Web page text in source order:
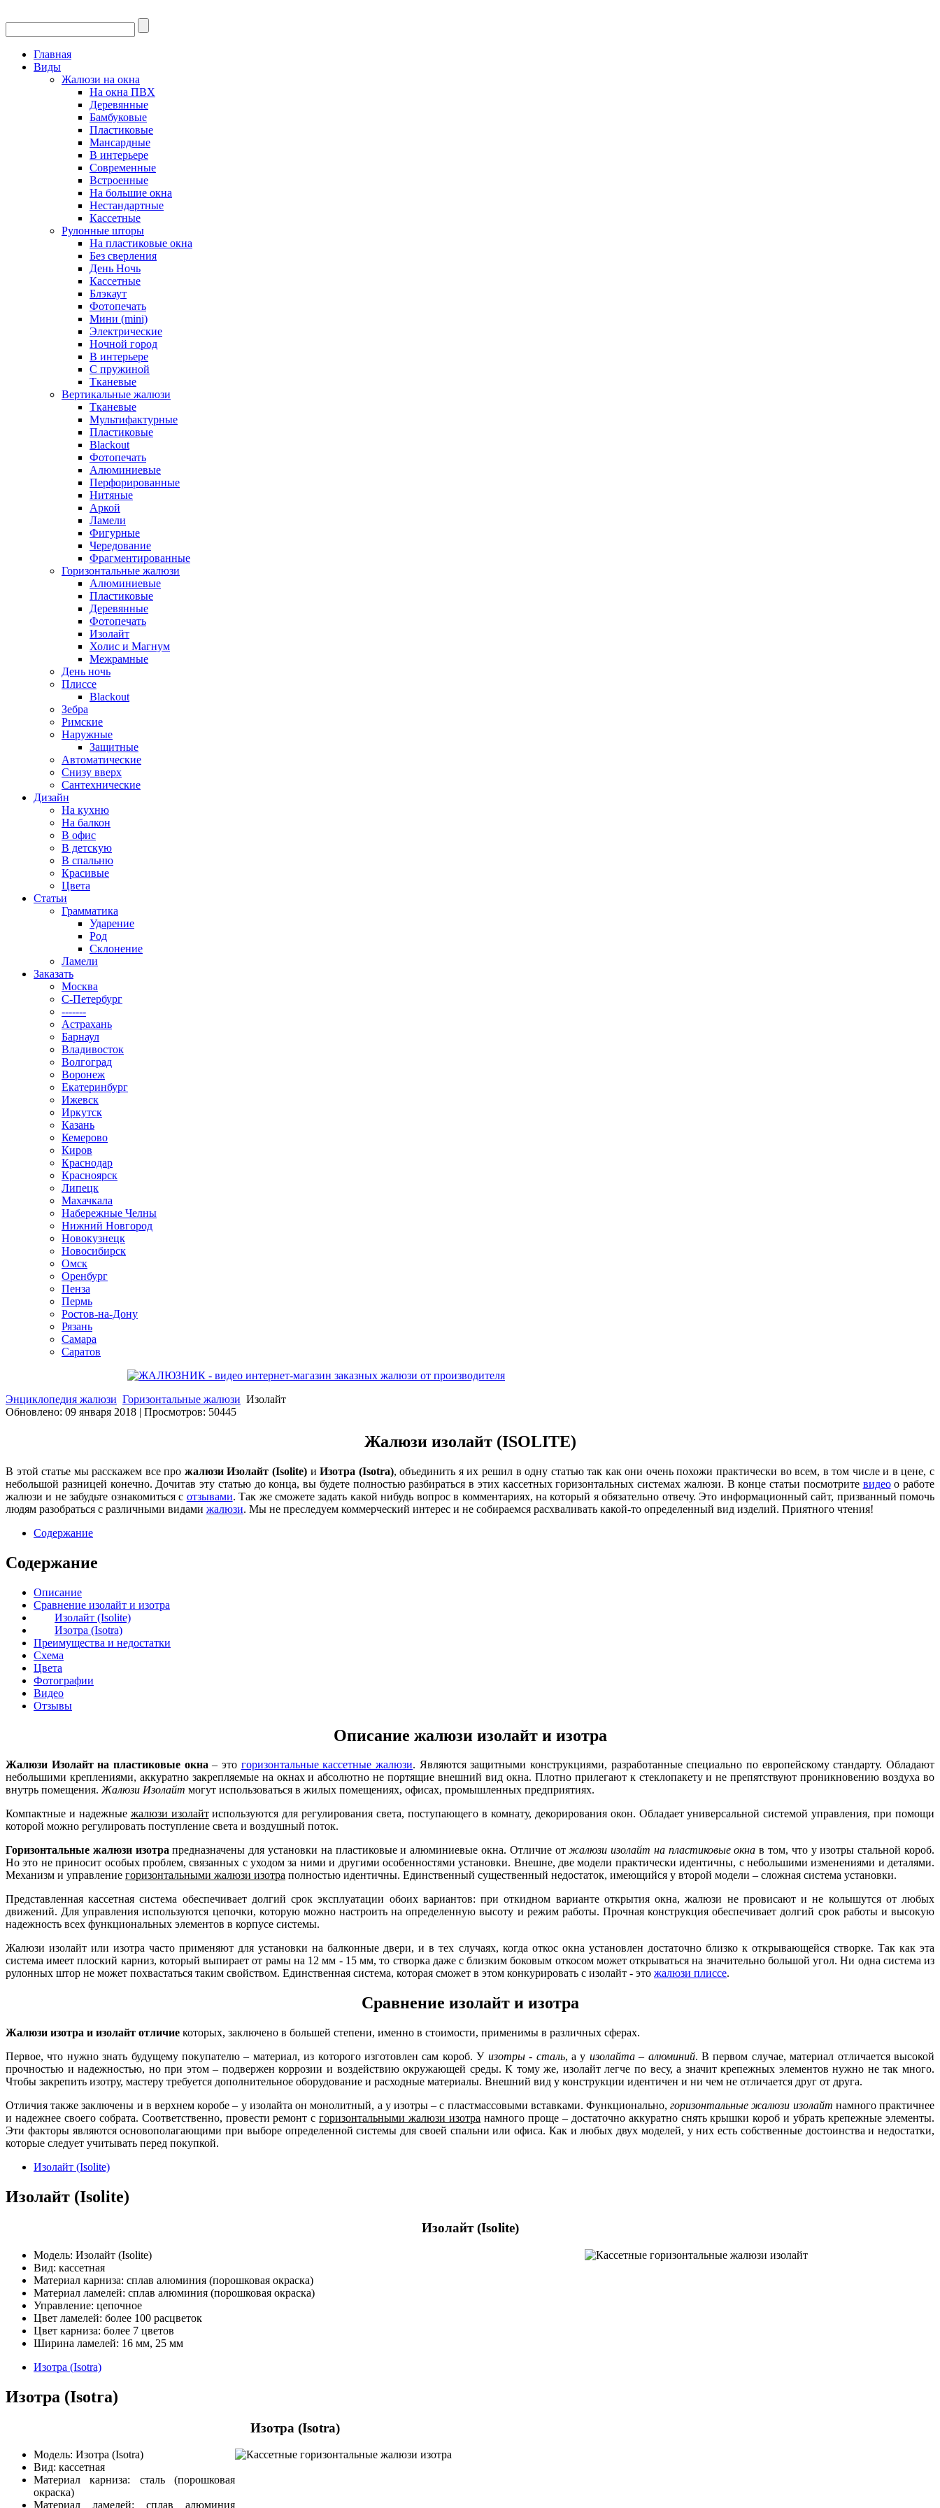
Главная
Виды
Жалюзи на окна
На окна ПВХ
Деревянные
Бамбуковые
Пластиковые
Мансардные
В интерьере
Современные
Встроенные
На большие окна
Нестандартные
Кассетные
Рулонные шторы
На пластиковые окна
Без сверления
День Ночь
Кассетные
Блэкаут
Фотопечать
Мини (mini)
Электрические
Ночной город
В интерьере
С пружиной
Тканевые
Вертикальные жалюзи
Тканевые
Мультифактурные
Пластиковые
Blackout
Фотопечать
Алюминиевые
Перфорированные
Нитяные
Аркой
Ламели
Фигурные
Чередование
Фрагментированные
Горизонтальные жалюзи
Алюминиевые
Пластиковые
Деревянные
Фотопечать
Изолайт
Холис и Магнум
Межрамные
День ночь
Плиссе
Blackout
Зебра
Римские
Наружные
Защитные
Автоматические
Снизу вверх
Сантехнические
Дизайн
На кухню
На балкон
В офис
В детскую
В спальню
Красивые
Цвета
Статьи
Грамматика
Ударение
Род
Склонение
Ламели
Заказать
Москва
С-Петербург
-------
Астрахань
Барнаул
Владивосток
Волгоград
Воронеж
Екатеринбург
Ижевск
Иркутск
Казань
Кемерово
Киров
Краснодар
Красноярск
Липецк
Махачкала
Набережные Челны
Нижний Новгород
Новокузнецк
Новосибирск
Омск
Оренбург
Пенза
Пермь
Ростов-на-Дону
Рязань
Самара
Саратов
Энциклопедия жалюзи Горизонтальные жалюзи Изолайт
Обновлено: 09 января 2018 | Просмотров: 50445
Жалюзи изолайт (ISOLITE)
В этой статье мы расскажем все про жалюзи Изолайт (Isolite) иИзотра (Isotra), объединить я их решил в одну статью так как они очень похожи практически во всем, в том числе и в цене, с
небольшой разницей конечно. Дочитав эту статью до конца, вы будете полностью разбираться в этих кассетных горизонтальных системах жалюзи. В конце статьи посмотрите видеоо работе
жалюзи и не забудьте ознакомиться с отзывами. Так же сможете задать какой нибудь вопрос в комментариях, на который я обязательно отвечу. Это информационный сайт, призванный помочь
людям разобраться с различными видами жалюзи. Мы не преследуем коммерческий интерес и не собираемся расхваливать какой-то определенный вид изделий. Приятного чтения!
Содержание
Содержание
Описание
Сравнение изолайт и изотра
Изолайт (Isolite)
Изотра (Isotra)
Преимущества и недостатки
Схема
Цвета
Фотографии
Видео
Отзывы
Описание жалюзи изолайт и изотра
Жалюзи Изолайт на пластиковые окна– это горизонтальные кассетные жалюзи. Являются защитными конструкциями, разработанные специально по европейскому стандарту. Обладают
небольшими креплениями, аккуратно закрепляемые на окнах и абсолютно не портящие внешний вид окна. Плотно прилегают к стеклопакету и не препятствуют проникновению воздуха во
внутрь помещения.Жалюзи Изолайт могут использоваться в жилых помещениях, офисах, промышленных предприятиях.
Компактные и надежные жалюзи изолайтиспользуются для регулирования света, поступающего в комнату, декорирования окон. Обладает универсальной системой управления, при помощи
которой можно регулировать поступление света и воздушный поток.
Горизонтальные жалюзи изотрапредназначены для установки на пластиковые и алюминиевые окна. Отличие отжалюзи изолайт на пластиковые окна в том, что у изотры стальной короб.
Но это не приносит особых проблем, связанных с уходом за ними и другими особенностями установки. Внешне, две модели практически идентичны, с небольшими изменениями и деталями.
Механизм и управление горизонтальными жалюзи изотра полностью идентичны. Единственный существенный недостаток, имеющийся у второй модели – сложная система установки.
Представленная кассетная система обеспечивает долгий срок эксплуатации обоих вариантов: при откидном варианте открытия окна, жалюзи не провисают и не колышутся от любых
движений. Для управления используются цепочки, которую можно настроить на определенную высоту и режим работы. Прочная конструкция обеспечивает долгий срок работы и высокую
надежность всех функциональных элементов в корпусе системы.
Жалюзи изолайт или изотра часто применяют для установки на балконные двери, и в тех случаях, когда откос окна установлен достаточно близко к открывающейся створке. Так как эта
система имеет плоский карниз, который выпирает от рамы на 12 мм - 15 мм, то створка даже с близким боковым откосом может открываться на значительно большой угол. Ни одна система из
рулонных штор не может похвастаться таким свойством. Единственная система, которая сможет в этом конкурировать с изолайт - это жалюзи плиссе.
Сравнение изолайт и изотра
Жалюзи изотра и изолайт отличие которых, заключено в большей степени, именно в стоимости, применимы в различных сферах.
Первое, что нужно знать будущему покупателю – материал, из которого изготовлен сам короб. У изотры - сталь, а у изолайта – алюминий. В первом случае, материал отличается высокой
прочностью и надежностью, но при этом – подвержен коррозии и воздействию окружающей среды. К тому же, изолайт легче по весу, а значит крепежных элементов нужно не так много.
Чтобы закрепить изотру, мастеру требуется дополнительное оборудование и расходные материалы. Внешний вид у конструкции идентичен и ни чем не отличается друг от друга.
Отличия также заключены и в верхнем коробе – у изолайта он монолитный, а у изотры – с пластмассовыми вставками. Функционально,горизонтальные жалюзи изолайт намного практичнее
и надежнее своего собрата. Соответственно, провести ремонт сгоризонтальными жалюзи изотра намного проще – достаточно аккуратно снять крышки короб и убрать крепежные элементы.
Эти факторы являются основополагающими при выборе определенной системы для своей спальни или офиса. Как и любых двух моделей, у них есть собственные достоинства и недостатки,
которые следует учитывать перед покупкой.
Изолайт (Isolite)
Изолайт (Isolite)
Изолайт (Isolite)
Модель: Изолайт (Isolite)
Вид: кассетная
Материал карниза: сплав алюминия (порошковая окраска)
Материал ламелей: сплав алюминия (порошковая окраска)
Управление: цепочное
Цвет ламелей: более 100 расцветок
Цвет карниза: более 7 цветов
Ширина ламелей: 16 мм, 25 мм
Изотра (Isotra)
Изотра (Isotra)
Изотра (Isotra)
Модель: Изотра (Isotra)
Вид: кассетная
Материал карниза: сталь (порошковая
окраска)
Материал ламелей: сплав алюминия